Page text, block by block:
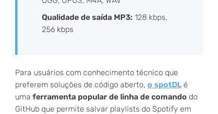
Qualidade de saída MP3: 128 kbps,
256 kbps
Para usuários com conhecimento técnico que
preferem soluções de código aberto, o spotDLé
uma ferramenta popular de linha de comando do
GitHub que permite salvar playlists do Spotify em